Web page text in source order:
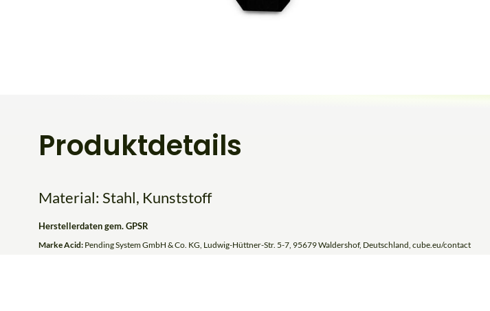
Produktdetails
Material: Stahl, Kunststoff
Herstellerdaten gem. GPSR
Marke Acid: Pending System GmbH & Co. KG, Ludwig-Hüttner-Str. 5-7, 95679 Waldershof, Deutschland, cube.eu/contact